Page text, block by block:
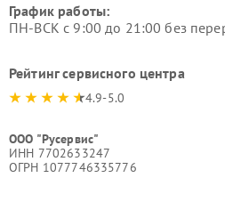
График работы:
ПН-ВСК с 9:00 до 21:00 без
Рейтинг сервисного центра
4.9-5.0
ООО "Русервис"
ИНН 7702633247
ОГРН 1077746335776